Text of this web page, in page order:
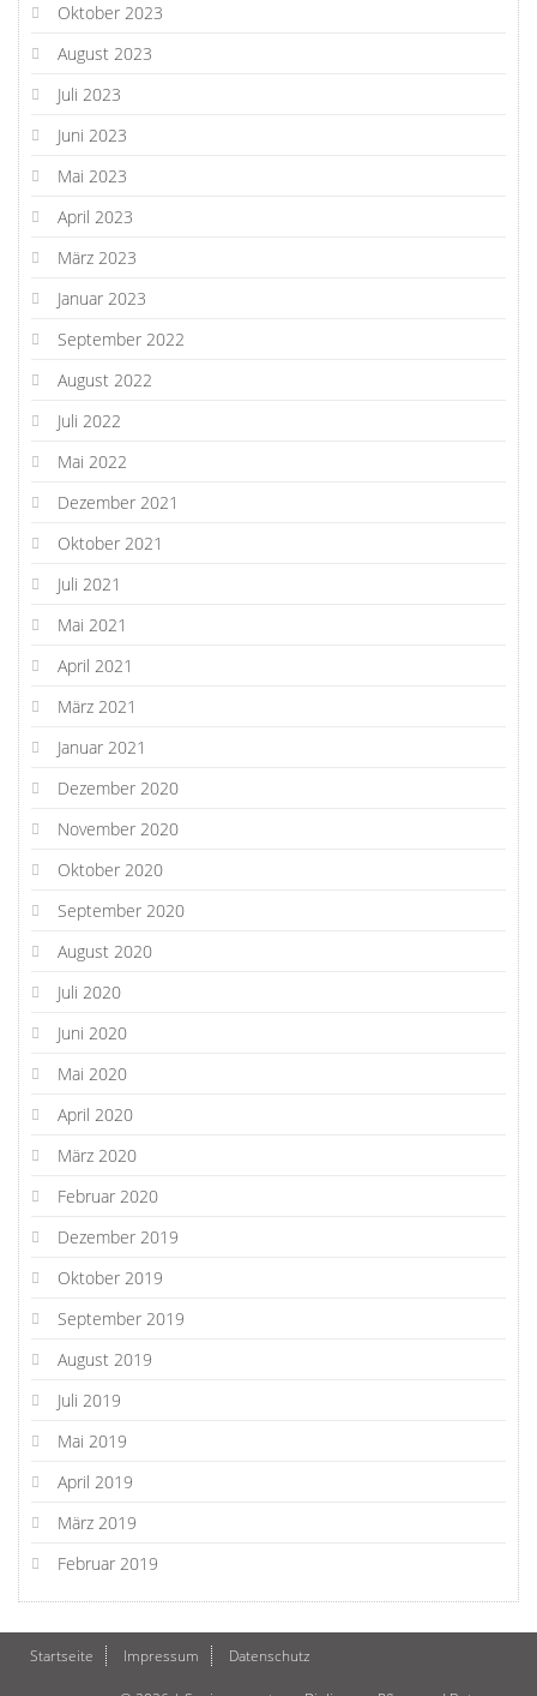
Oktober 2023
August 2023
Juli 2023
Juni 2023
Mai 2023
April 2023
März 2023
Januar 2023
September 2022
August 2022
Juli 2022
Mai 2022
Dezember 2021
Oktober 2021
Juli 2021
Mai 2021
April 2021
März 2021
Januar 2021
Dezember 2020
November 2020
Oktober 2020
September 2020
August 2020
Juli 2020
Juni 2020
Mai 2020
April 2020
März 2020
Februar 2020
Dezember 2019
Oktober 2019
September 2019
August 2019
Juli 2019
Mai 2019
April 2019
März 2019
Februar 2019
Startseite Impressum Datenschutz